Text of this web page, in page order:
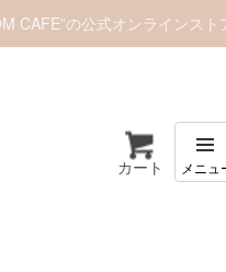
CAFE”の公式オンラインスト
カート